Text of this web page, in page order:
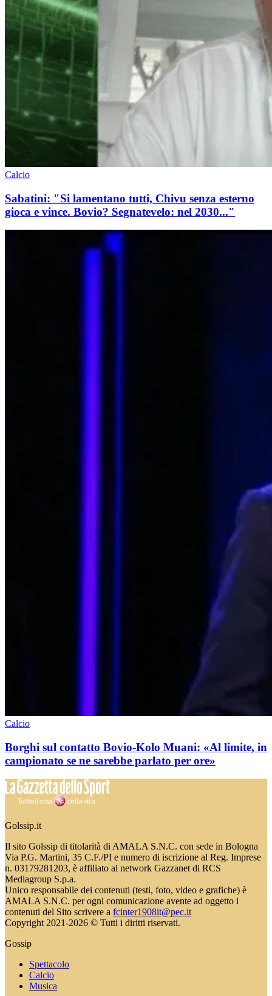
Calcio
Sabatini: "Si lamentano tutti, Chivu senza esterno
gioca e vince. Bovio? Segnatevelo: nel 2030..."
Calcio
Borghi sul contatto Bovio-Kolo Muani: «Al limite, in
campionato se ne sarebbe parlato per ore»
Golssip.it
Il sito Golssip di titolarità di AMALA S.N.C. con sede in Bologna
Via P.G. Martini, 35 C.F./PI e numero di iscrizione al Reg. Imprese
n. 03179281203, è affiliato al network Gazzanet di RCS
Mediagroup S.p.a.
Unico responsabile dei contenuti (testi, foto, video e grafiche) è
AMALA S.N.C. per ogni comunicazione avente ad oggetto i
contenuti del Sito scrivere a fcinter1908it@pec.it
Copyright 2021-2026 © Tutti i diritti riservati.
Gossip
Spettacolo
Calcio
Musica